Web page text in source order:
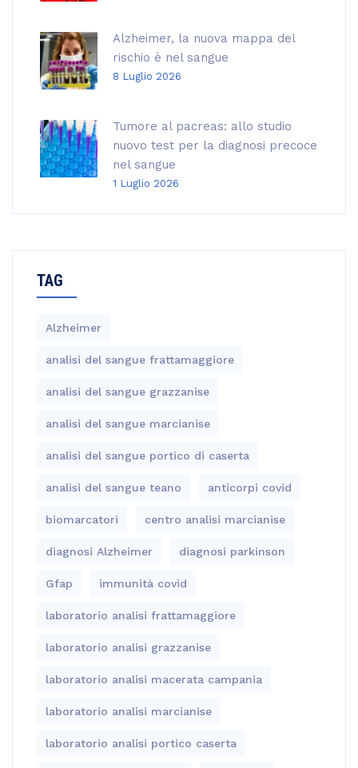
Alzheimer, la nuova mappa del
rischio è nel sangue
8 Luglio 2026
Tumore al pacreas: allo studio
nuovo test per la diagnosi precoce
nel sangue
1 Luglio 2026
TAG
Alzheimer
analisi del sangue frattamaggiore
analisi del sangue grazzanise
analisi del sangue marcianise
analisi del sangue portico di caserta
analisi del sangue teano anticorpi covid
biomarcatori centro analisi marcianise
diagnosi Alzheimer diagnosi parkinson
Gfap immunità covid
laboratorio analisi frattamaggiore
laboratorio analisi grazzanise
laboratorio analisi macerata campania
laboratorio analisi marcianise
laboratorio analisi portico caserta